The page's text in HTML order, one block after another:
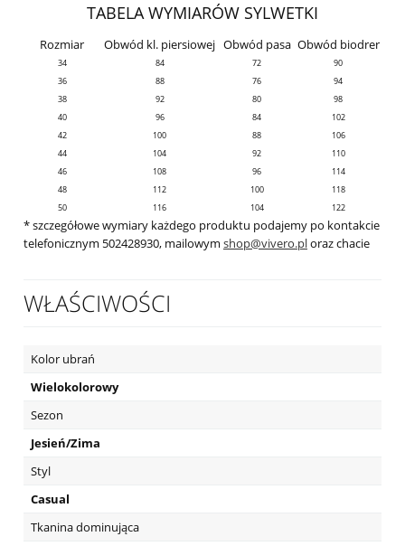
TABELA WYMIARÓW SYLWETKI
Rozmiar Obwód kl. piersiowej Obwód pasa Obwód biodrer
34 84 72
90
36
88 76
94
38
92 80
98
40
96 84
102
42
100 88
106
44
104 92
110
46
108 96
114
48
112 100
118
50
116 104 122
* szczegółowe wymiary każdego produktu podajemy po kontakcie
telefonicznym 502428930, mailowym shop@vivero.ploraz chacie
WŁAŚCIWOŚCI
Kolor ubrań
Wielokolorowy
Sezon
Jesień/Zima
Styl
Casual
Tkanina dominująca